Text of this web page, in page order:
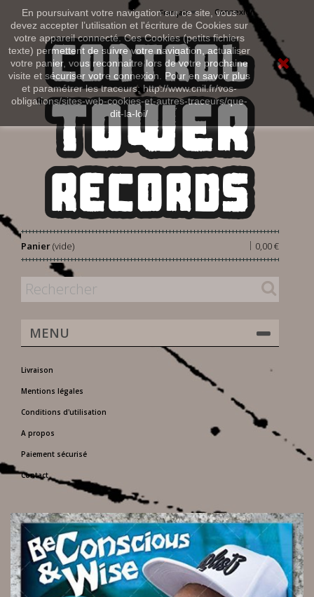
En poursuivant votre navigation sur ce site, vous
devez accepter l’utilisation et l'écriture de Cookies sur
votre appareil connecté. Ces Cookies (petits fichiers
texte) permettent de suivre votre navigation, actualiser
votre panier, vous reconnaitre lors de votre prochaine
visite et sécuriser votre connexion. Pour en savoir plus
et paramétrer les traceurs: http://www.cnil.fr/vos-
obligations/sites-web-cookies-et-autres-traceurs/que-
dit-la-loi/
Connexion
Français
Panier 0,00 €
|
(vide)
MENU
Livraison
Mentions légales
Conditions d'utilisation
A propos
Paiement sécurisé
Contact